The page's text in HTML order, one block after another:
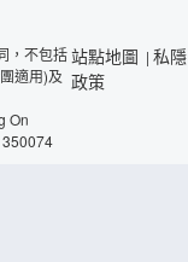
，不包括
適用)及
On
350074
站點地圖 | 私隱
政策